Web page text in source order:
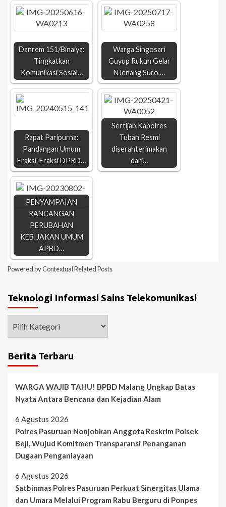
Danrem 151/Binaiya:
Tingkatkan
Komunikasi Sosial…
Warga Singosari
Guyup Rukun Gelar
NJenang Suro,…
Rapat Paripurna:
Pandangan Umum
Fraksi-Fraksi DPRD…
Sertijab,Kapolres
Tuban Resmi
diserahterimakan
dari…
PENYAMPAIAN
RANCANGAN
PERUBAHAN
KEBIJAKAN UMUM
APBD…
Powered byContextual Related Posts
Teknologi Informasi Sains Telekomunikasi
Berita Terbaru
WARGA WAJIB TAHU! BPBD Malang Ungkap Batas
Nyata Antara Bencana dan Kejadian Alam
6 Agustus 2026
Polres Pasuruan Nonjobkan Anggota Reskrim Polsek
Beji, Wujud Komitmen Transparansi Penanganan
Dugaan Penganiayaan
6 Agustus 2026
Satbinmas Polres Pasuruan Perkuat Sinergitas Ulama
dan Umara Melalui Program Rabu Berguru di Ponpes